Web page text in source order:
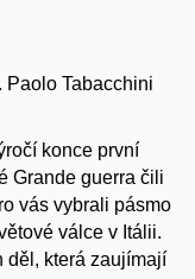
Paolo Tabacchini
konce první
Grande guerra čili
vás vybrali pásmo
válce v Itálii.
děl, která zaujímají